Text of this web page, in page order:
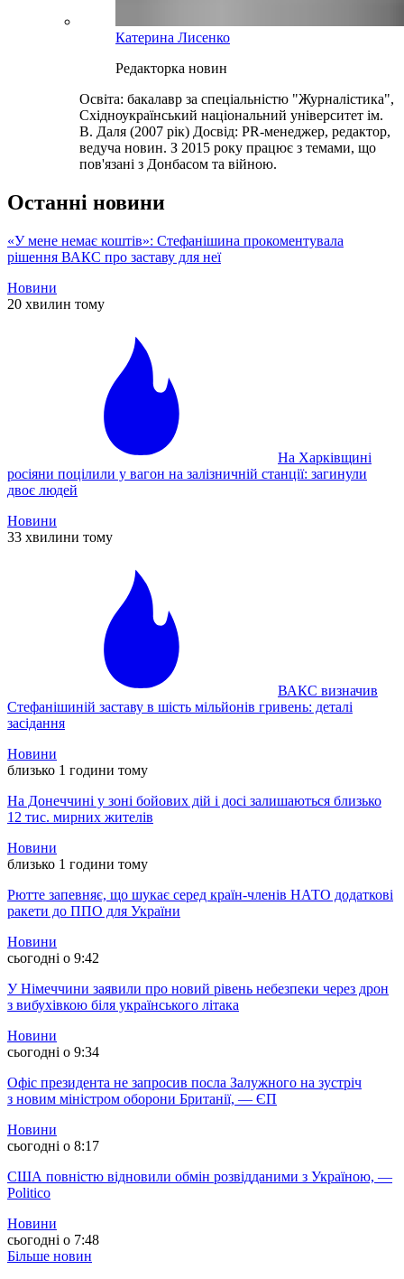
Катерина Лисенко
Редакторка новин
Освіта: бакалавр за спеціальністю "Журналістика",
Східноукраїнський національний університет ім.
В. Даля (2007 рік) Досвід: PR-менеджер, редактор,
ведуча новин. З 2015 року працює з темами, що
пов'язані з Донбасом та війною.
Останні новини
«У мене немає коштів»: Стефанішина прокоментувала
рішення ВАКС про заставу для неї
Новини
20 хвилин тому
На Харківщині
росіяни поцілили у вагон на залізничній станції: загинули
двоє людей
Новини
33 хвилини тому
ВАКС визначив
Стефанішиній заставу в шість мільйонів гривень: деталі
засідання
Новини
близько 1 години тому
На Донеччині у зоні бойових дій і досі залишаються близько
12 тис. мирних жителів
Новини
близько 1 години тому
Рютте запевняє, що шукає серед країн-членів НАТО додаткові
ракети до ППО для України
Новини
сьогодні о 9:42
У Німеччини заявили про новий рівень небезпеки через дрон
з вибухівкою біля українського літака
Новини
сьогодні о 9:34
Офіс президента не запросив посла Залужного на зустріч
з новим міністром оборони Британії, — ЄП
Новини
сьогодні о 8:17
США повністю відновили обмін розвідданими з Україною, —
Politico
Новини
сьогодні о 7:48
Більше новин